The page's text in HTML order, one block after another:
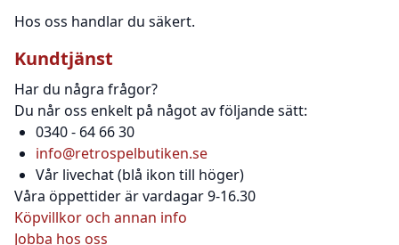
Hos oss handlar du säkert.
Kundtjänst
Har du några frågor?
Du når oss enkelt på något av följande sätt:
0340 - 64 66 30
info@retrospelbutiken.se
Vår livechat (blå ikon till höger)
Våra öppettider är vardagar 9-16.30
Köpvillkor och annan info
Jobba hos oss